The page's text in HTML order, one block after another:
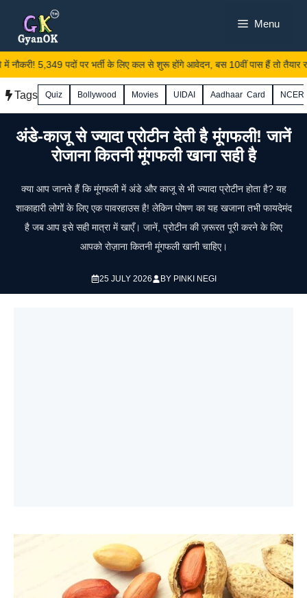
content
Menu
में नौकरी! 5,349 पदों पर भर्ती के लिए कल से शुरू होंगे आवेदन, बस 10वीं पास हैं तो तैयार
Tags Quiz Bollywood Movies UIDAI Aadhaar Card
अंडे-काजू से ज्यादा प्रोटीन देती है मूंगफली! जानें
रोजाना कितनी मूंगफली खाना सही है
क्या आप जानते हैं कि मूंगफली में अंडे और काजू से भी ज्यादा प्रोटीन होता है? यह
शाकाहारी लोगों के लिए एक पावरहाउस है! लेकिन पोषण का यह खजाना तभी फायदेमंद
है जब आप इसे सही मात्रा में खाएँ। जानें, प्रोटीन की ज़रूरत पूरी करने के लिए
आपको रोज़ाना कितनी मूंगफली खानी चाहिए।
25 JULY 2026 BY PINKI NEGI